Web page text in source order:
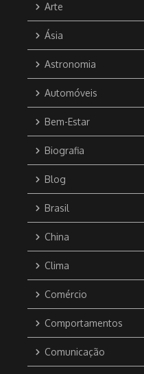
Arte
Ásia
Astronomia
Automóveis
Bem-Estar
Biografia
Blog
Brasil
China
Clima
Comércio
Comportamentos
Comunicação